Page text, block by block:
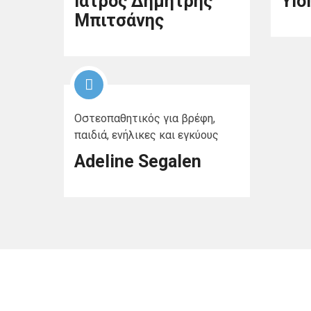
Μπιτσάνης
Οστεοπαθητικός για βρέφη,
παιδιά, ενήλικες και εγκύους
Adeline Segalen